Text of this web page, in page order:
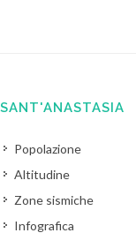
SANT'ANASTASIA
Popolazione
Altitudine
Zone sismiche
Infografica